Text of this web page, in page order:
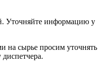
Уточняйте информацию у
на сырье просим уточнять